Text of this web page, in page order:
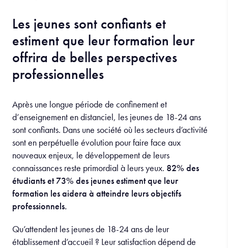
Les jeunes sont confiants et
estiment que leur formation leur
offrira de belles perspectives
professionnelles
Après une longue période de confinement et
d’enseignement en distanciel, les jeunes de 18-24 ans
sont confiants. Dans une société où les secteurs d’activité
sont en perpétuelle évolution pour faire face aux
nouveaux enjeux, le développement de leurs
connaissances reste primordial à leurs yeux. 82% des
étudiants et 73% des jeunes estiment que leur
formation les aidera à atteindre leurs objectifs
professionnels.
Qu’attendent les jeunes de 18-24 ans de leur
établissement d’accueil ? Leur satisfaction dépend de